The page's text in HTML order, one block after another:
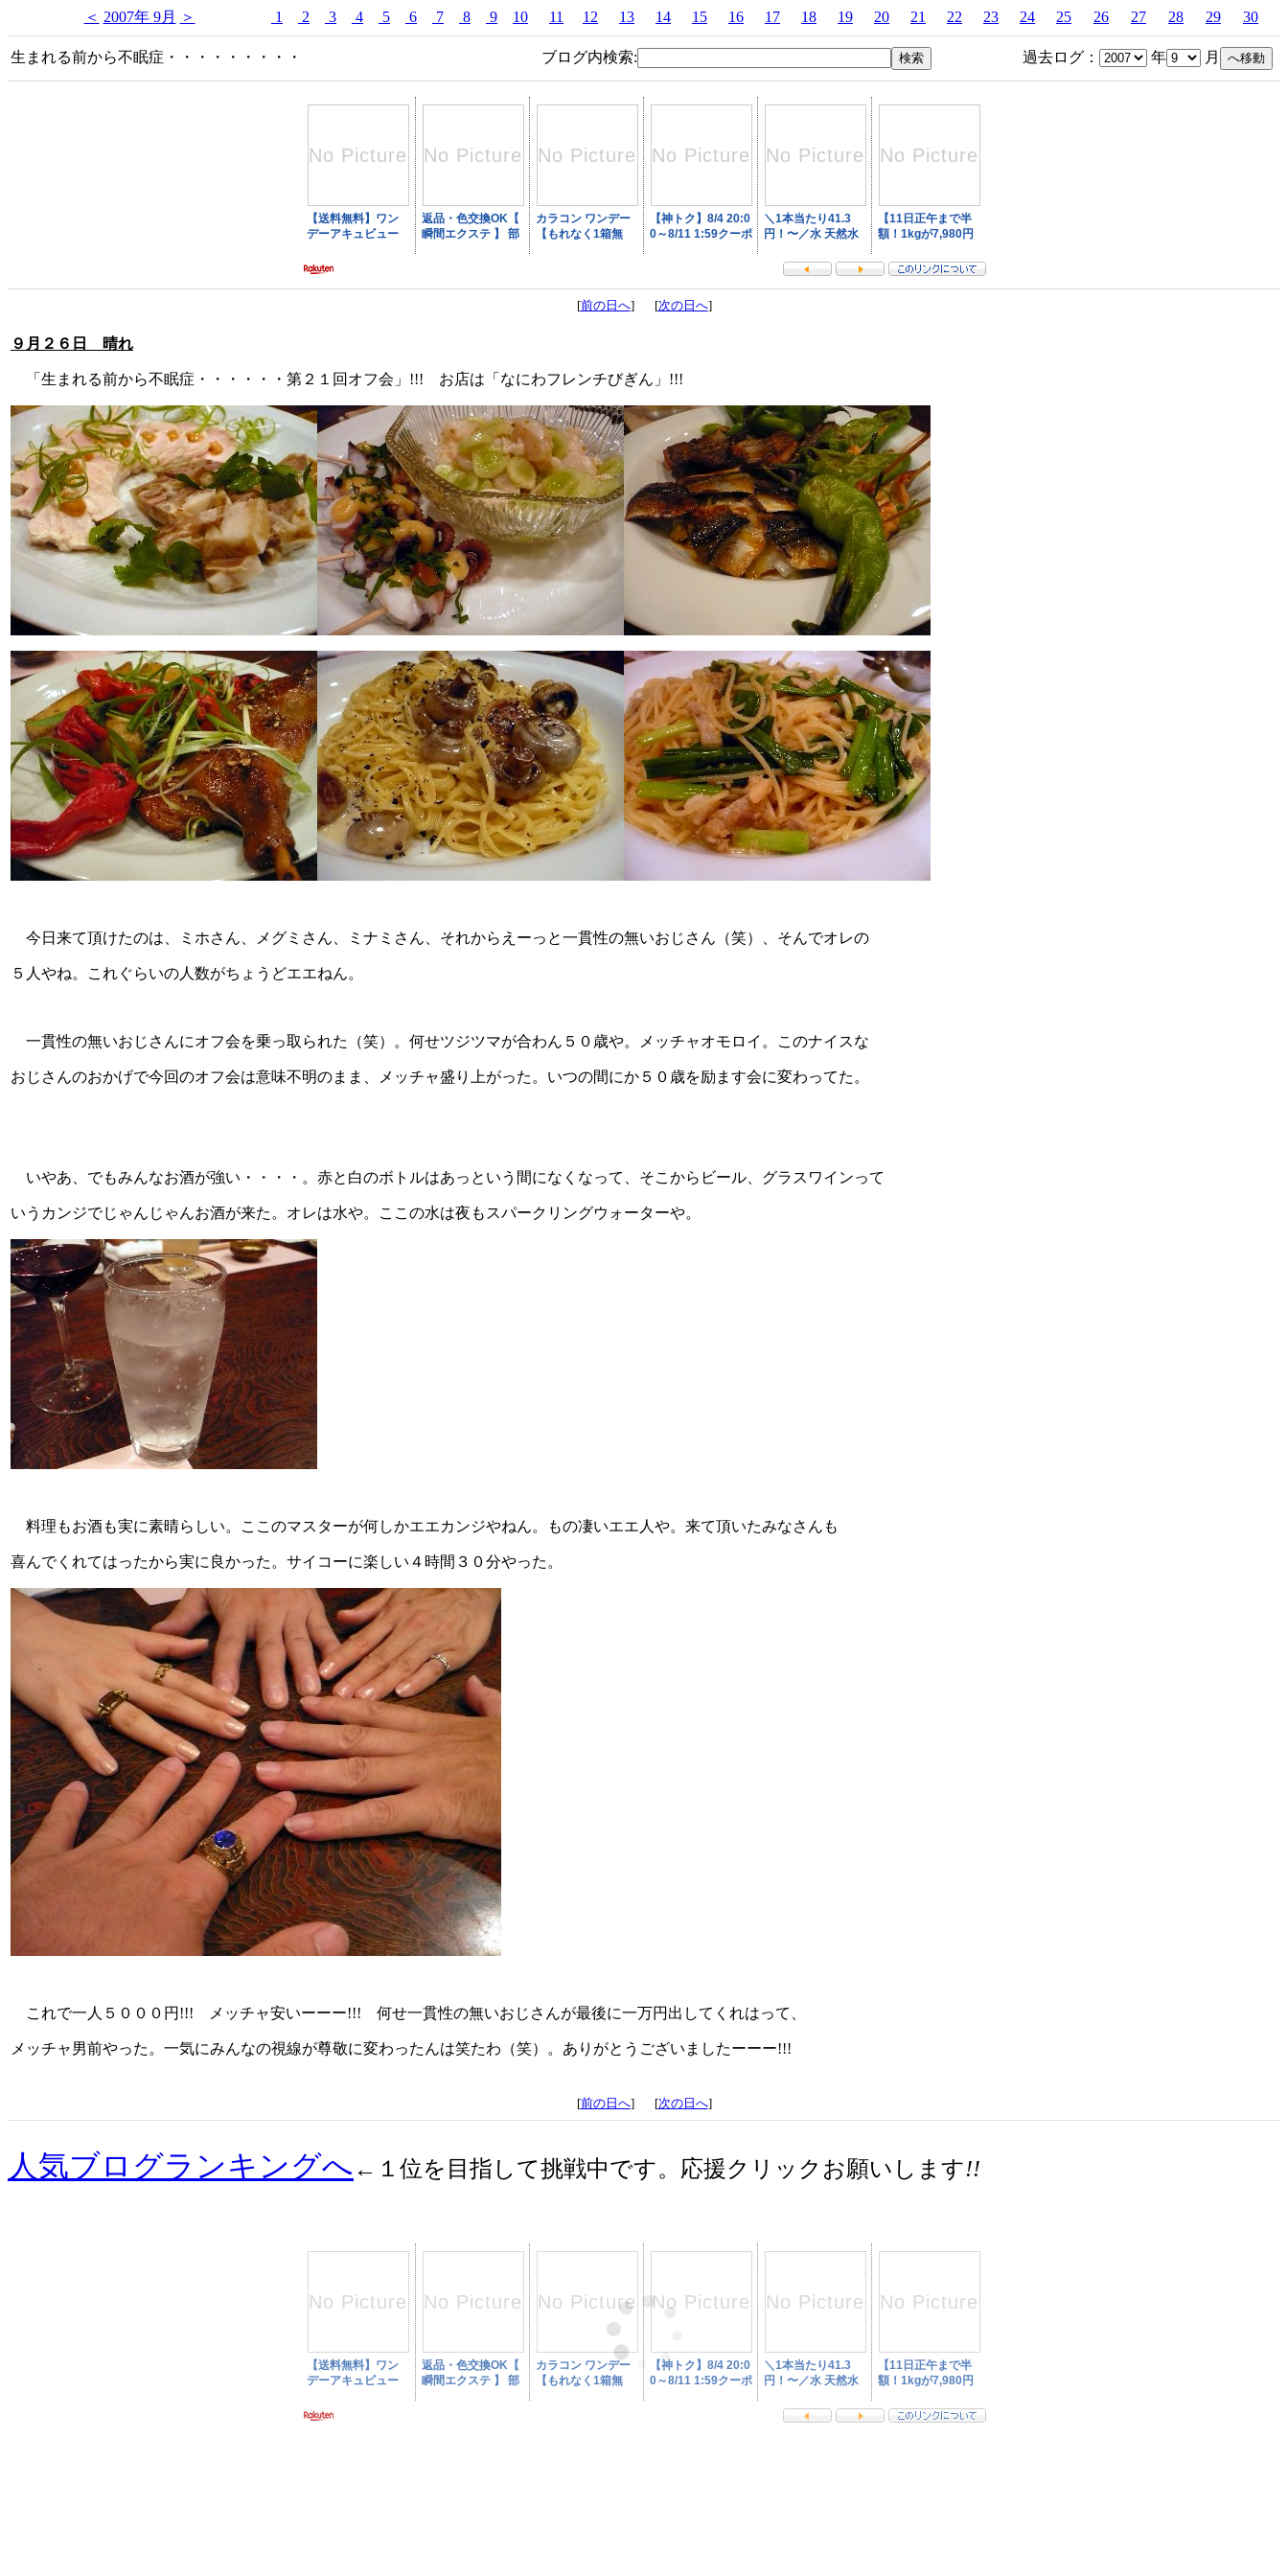
＜ 2007年 9月 ＞ 1 2 3 4 5 6 7 8 9 10 11 12 13 14 15 16 17 18 19 20 21 22 23 24 25 26 27 28 29 30
生まれる前から不眠症・・・・・・・・・ ブログ内検索: 過去ログ： 年 月
[前の日へ] [次の日へ]
９月２６日 晴れ
「生まれる前から不眠症・・・・・・第２１回オフ会」!!! お店は「なにわフレンチびぎん」!!!
今日来て頂けたのは、ミホさん、メグミさん、ミナミさん、それからえーっと一貫性の無いおじさん（笑）、そんでオレの
５人やね。これぐらいの人数がちょうどエエねん。
一貫性の無いおじさんにオフ会を乗っ取られた（笑）。何せツジツマが合わん５０歳や。メッチャオモロイ。このナイスな
おじさんのおかげで今回のオフ会は意味不明のまま、メッチャ盛り上がった。いつの間にか５０歳を励ます会に変わってた。
いやあ、でもみんなお酒が強い・・・・。赤と白のボトルはあっという間になくなって、そこからビール、グラスワインって
いうカンジでじゃんじゃんお酒が来た。オレは水や。ここの水は夜もスパークリングウォーターや。
料理もお酒も実に素晴らしい。ここのマスターが何しかエエカンジやねん。もの凄いエエ人や。来て頂いたみなさんも
喜んでくれてはったから実に良かった。サイコーに楽しい４時間３０分やった。
これで一人５０００円!!! メッチャ安いーーー!!! 何せ一貫性の無いおじさんが最後に一万円出してくれはって、
メッチャ男前やった。一気にみんなの視線が尊敬に変わったんは笑たわ（笑）。ありがとうございましたーーー!!!
[前の日へ] [次の日へ]
人気ブログランキングへ ←１位を目指して挑戦中です。応援クリックお願いします!!